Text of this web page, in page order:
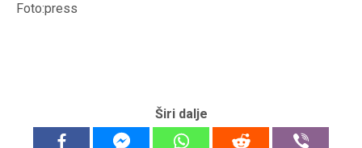
Foto:press
Širi dalje